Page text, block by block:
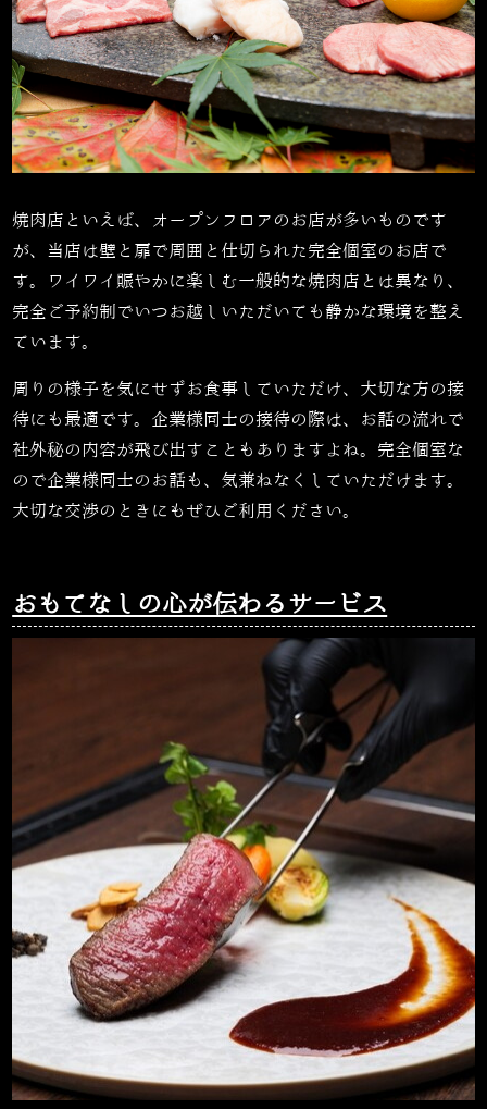
焼肉店といえば、オープンフロアのお店が多いものです
が、当店は壁と扉で周囲と仕切られた完全個室のお店で
す。ワイワイ賑やかに楽しむ一般的な焼肉店とは異なり、
完全ご予約制でいつお越しいただいても静かな環境を整え
ています。
周りの様子を気にせずお食事していただけ、大切な方の接
待にも最適です。企業様同士の接待の際は、お話の流れで
社外秘の内容が飛び出すこともありますよね。完全個室な
ので企業様同士のお話も、気兼ねなくしていただけます。
大切な交渉のときにもぜひご利用ください。
おもてなしの心が伝わるサービス